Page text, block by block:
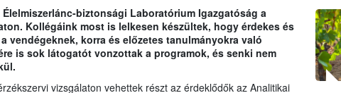
biztonsági Laboratórium Igazgatóság a
Kollégáink most is lelkesen készültek, hogy érdekes és
vendégeknek, korra és előzetes tanulmányokra való
is sok látogatót vonzottak a programok, és senki nem
vizsgálaton vehettek részt az érdeklődők az Analitikai